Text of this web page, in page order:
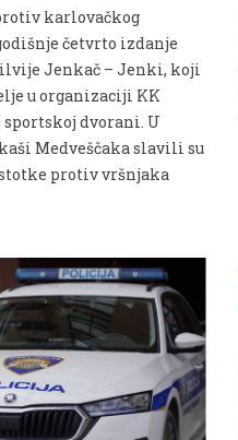
karlovačkog
četvrto izdanje
Jenkač – Jenki, koji
u organizaciji KK
sportskoj dvorani. U
Medveščaka slavili su
stotke protiv vršnjaka